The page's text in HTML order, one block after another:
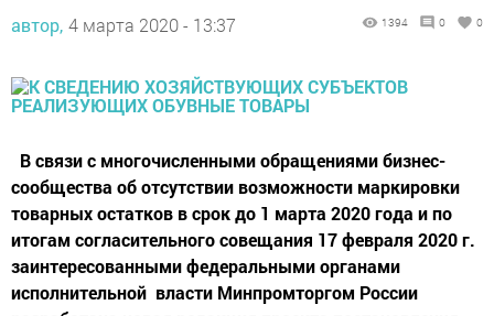
сообщества об отсутствии возможности маркировки
товарных остатков в срок до 1 марта 2020 года и по
итогам согласительного совещания 17 февраля 2020 г.
заинтересованными федеральными органами
исполнительной власти Минпромторгом России
разработана новая редакция проекта постановления